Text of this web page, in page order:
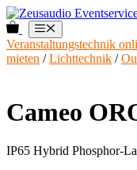
Zum
Inhalt
springen
Menü
Veranstaltungstechnik
mieten /Lichttechnik /
Cameo
IP65 Hybrid Phosphor-